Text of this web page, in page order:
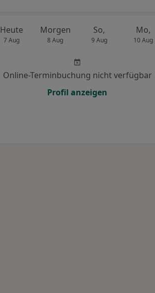
Heute
7 Aug
Morgen
8 Aug
So,
9 Aug
Mo,
10 Aug
Online-Terminbuchung nicht verfügbar
Profil anzeigen